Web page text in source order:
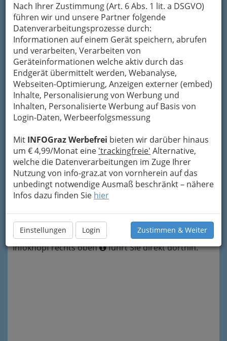
Nach Ihrer Zustimmung (Art. 6 Abs. 1 lit. a DSGVO)
führen wir und unsere Partner folgende
Datenverarbeitungsprozesse durch:
Informationen auf einem Gerät speichern, abrufen
und verarbeiten, Verarbeiten von
Geräteinformationen welche aktiv durch das
Endgerät übermittelt werden, Webanalyse,
Webseiten-Optimierung, Anzeigen externer (embed)
Inhalte, Personalisierung von Werbung und
Inhalten, Personalisierte Werbung auf Basis von
Login-Daten, Werbeerfolgsmessung
Mit INFOGraz Werbefrei bieten wir darüber hinaus
um € 4,99/Monat eine 'trackingfreie' Alternative,
welche die Datenverarbeitungen im Zuge Ihrer
Nutzung von info-graz.at von vornherein auf das
unbedingt notwendige Ausmaß beschränkt – nähere
Infos dazu finden Sie hier
Einstellungen Login Zustimmen & Weiter
Menschenbilder – eine Ausstellung der steirischen
Berufsfotografen, die alljährlich am Mariahilferplatz
gezeigt wird. Hier lohnt sich, wie meistens,ein Klick
auf das Bild!
Die Grazer Ausstellungslandschaft hat
unglaublich viel zu bieten. So viel, dass man am
liebsten ein paarBildimpressionen für später
bewahren würde. Sie möchten hochauflösende
Bilder, spontane Schnappschüsse oder
farbenfroheFotos der Ausstellungswelt in
Grazhaben? Wir helfen Ihnen weiter. Klicken Sie
sich durch unsere Bildergalerien und genießen
Sie die Eindrücke. An unsere Bildergalerien
unten angeschlossen finden Sie einen
informativen Text über Ausstellungen,
Finissagen undVernissagen in Graz. Der
Infoknopf rechts oben
führt Sie direkt dorthin.